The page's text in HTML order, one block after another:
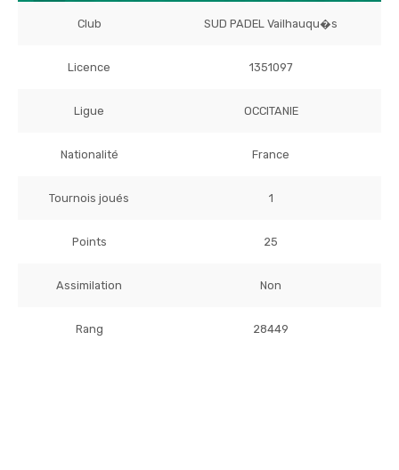
Club SUD PADEL Vailhauqu�s
Licence 1351097
Ligue OCCITANIE
Nationalité France
Tournois joués 1
Points 25
Assimilation Non
Rang 28449